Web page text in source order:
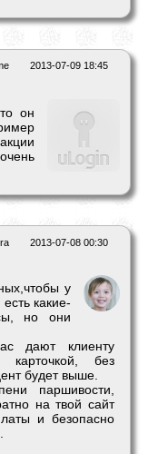
2013-07-09 18:45
он
2013-07-08 00:30
у
какие-
но они
дают клиенту
карточкой, без
будет выше.
паршивости,
на твой сайт
и безопасно